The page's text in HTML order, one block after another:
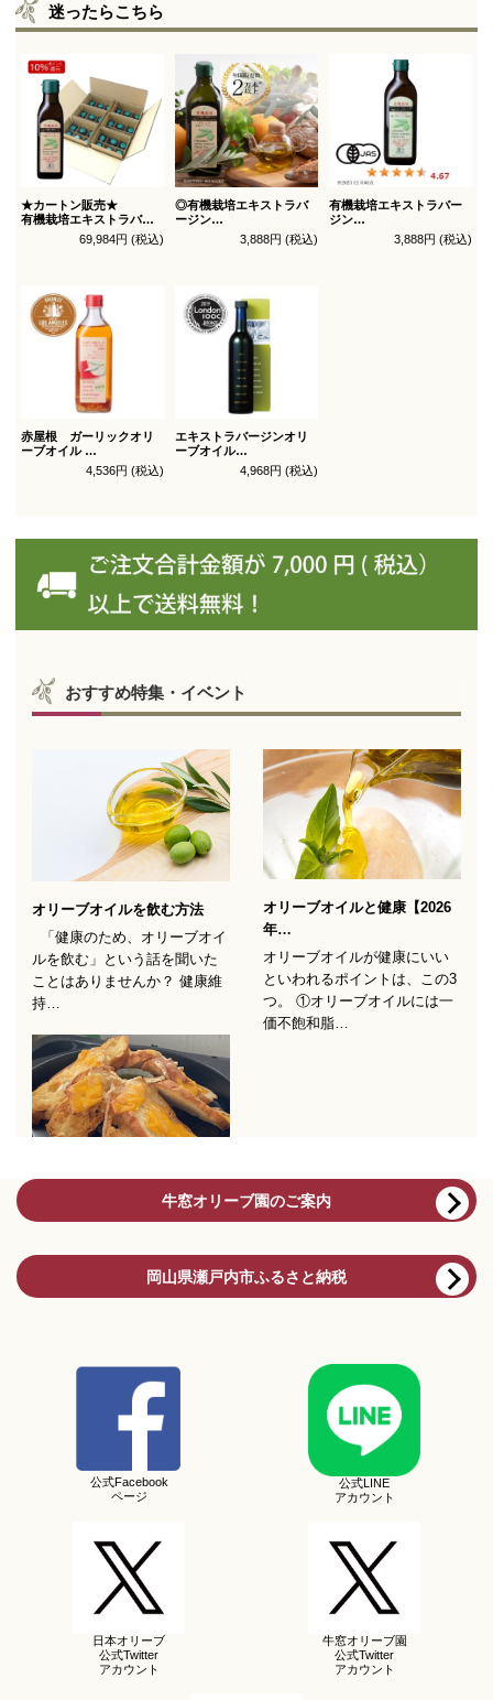
迷ったらこちら
★カートン販売★
有機栽培エキストラバー
オリーブオイル ブレンド
69,984円 (税込)
◎有機栽培エキストラバ
ージン
オリーブオイル ブレンド
3,888円 (税込)
有機栽培エキストラバー
ジン
オリーブオイル シングル
3,888円 (税込)
赤屋根 ガーリックオリ
ーブオイル
4,536円 (税込)
エキストラバージンオリ
ーブオイル
トルトサ 450g 1本箱入
（スペイン自社農園産）
4,968円 (税込)
牛窓オリーブ園のご案内
岡山県瀬戸内市ふるさと納税
公式Facebook
ページ
公式LINE
アカウント
日本オリーブ
公式Twitter
アカウント
牛窓オリーブ園
公式Twitter
アカウント